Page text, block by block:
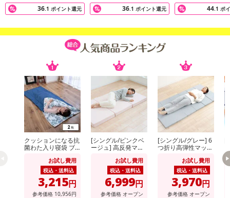
36.1 ポイント還元 36.1 ポイント還元 44.1 ポ
クッションになる抗
菌わた入り寝袋 ブ
お試し費用
税込・送料込
3,215円
参考価格 10,956円
[シングル/ピンクベ
ージュ] 高反発マッ
チ 130N (カバー付)
※日本製
お試し費用
税込・送料込
6,999円
参考価格 オープン
[シングル/グレー] 6
つ折り高弾性マット
お試し費用
税込・送料込
3,970円
参考価格 オープン